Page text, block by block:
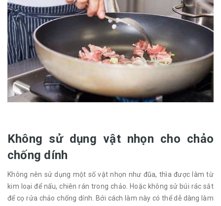
Không sử dụng vật nhọn cho chảo
chống dính
Không nên sử dụng một số vật nhọn như đũa, thìa được làm từ
kim loại để nấu, chiên rán trong chảo. Hoặc không sử búi rác sắt
để cọ rửa chảo chống dính. Bởi cách làm này có thể dễ dàng làm